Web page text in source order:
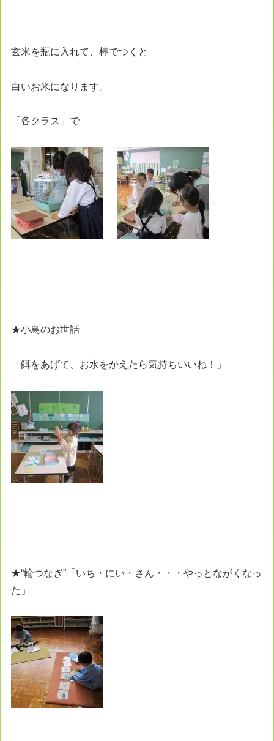
玄米を瓶に入れて、棒でつくと
白いお米になります。
「各クラス」で
★小鳥のお世話
「餌をあげて、お水をかえたら気持ちいいね！」
★“輪つなぎ”「いち・にい・さん・・・やっとながくなっ
た」